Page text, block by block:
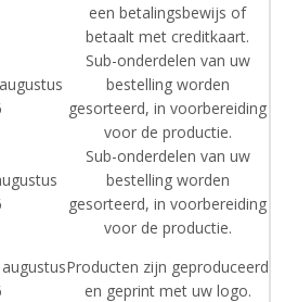
een betalingsbewijs of
betaalt met creditkaart.
Sub-onderdelen van uw
bestelling worden
gesorteerd, in voorbereiding
voor de productie.
Sub-onderdelen van uw
bestelling worden
gesorteerd, in voorbereiding
voor de productie.
Producten zijn geproduceerd
en geprint met uw logo.